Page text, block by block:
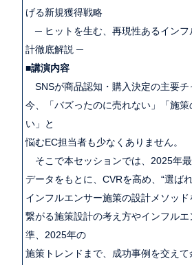
げる新規獲得戦略
─ ヒットを生む、再現性あるインフ
計徹底解説 ─
■講演内容
SNSが商品認知・購入決定の主要チ
今、「バズったのに売れない」「施
い」と
悩むEC担当者も少なくありません。
そこで本セッションでは、2025年
データをもとに、CVRを高め、“選ば
インフルエンサー施策の設計メソッド
繋がる施策設計の考え方やインフル
準、2025年の
施策トレンドまで、成功事例を交えて